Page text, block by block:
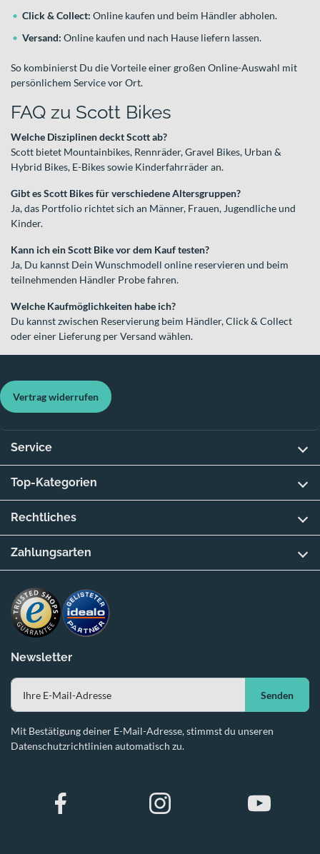
Click & Collect: Online kaufen und beim Händler abholen.
Versand: Online kaufen und nach Hause liefern lassen.
So kombinierst Du die Vorteile einer großen Online-Auswahl mit
persönlichem Service vor Ort.
FAQ zu Scott Bikes
Welche Disziplinen deckt Scott ab?
Scott bietet Mountainbikes, Rennräder, Gravel Bikes, Urban &
Hybrid Bikes, E-Bikes sowie Kinderfahrräder an.
Gibt es Scott Bikes für verschiedene Altersgruppen?
Ja, das Portfolio richtet sich an Männer, Frauen, Jugendliche und
Kinder.
Kann ich ein Scott Bike vor dem Kauf testen?
Ja, Du kannst Dein Wunschmodell online reservieren und beim
teilnehmenden Händler Probe fahren.
Welche Kaufmöglichkeiten habe ich?
Du kannst zwischen Reservierung beim Händler, Click & Collect
oder einer Lieferung per Versand wählen.
Newsletter
Senden
Mit Bestätigung deiner E-Mail-Adresse, stimmst du unseren
Datenschutzrichtlinien automatisch zu.
Vertrag widerrufen
Service
Top-Kategorien
Rechtliches
Zahlungsarten